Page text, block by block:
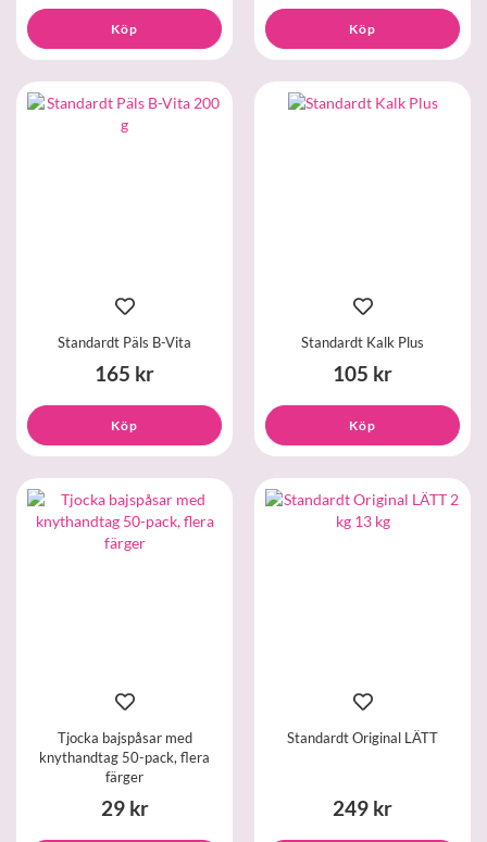
Köp Köp
Standardt Päls B-Vita
165 kr
Köp
Standardt Kalk Plus
105 kr
Köp
Tjocka bajspåsar med
knythandtag 50-pack, flera
färger
29 kr
Standardt Original LÄTT
249 kr